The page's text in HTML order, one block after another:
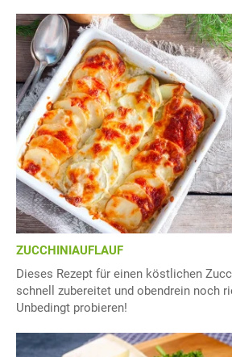
ZUCCHINIAUFLAUF
Dieses Rezept für einen köstlichen
schnell zubereitet und obendrein noch
Unbedingt probieren!